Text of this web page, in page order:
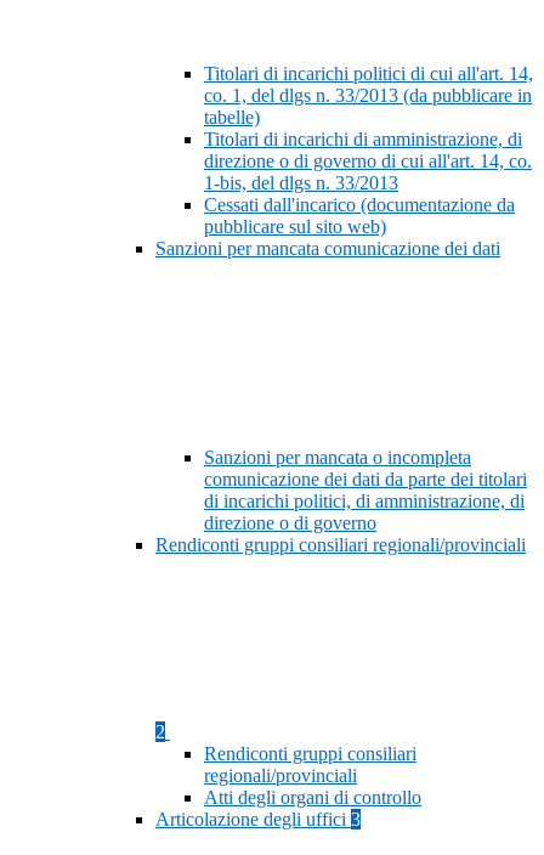
Titolari di incarichi politici di cui all'art. 14,
co. 1, del dlgs n. 33/2013 (da pubblicare in
tabelle)
Titolari di incarichi di amministrazione, di
direzione o di governo di cui all'art. 14, co.
1-bis, del dlgs n. 33/2013
Cessati dall'incarico (documentazione da
pubblicare sul sito web)
Sanzioni per mancata comunicazione dei dati
Sanzioni per mancata o incompleta
comunicazione dei dati da parte dei titolari
di incarichi politici, di amministrazione, di
direzione o di governo
Rendiconti gruppi consiliari regionali/provinciali
2
Rendiconti gruppi consiliari
regionali/provinciali
Atti degli organi di controllo
Articolazione degli uffici 3